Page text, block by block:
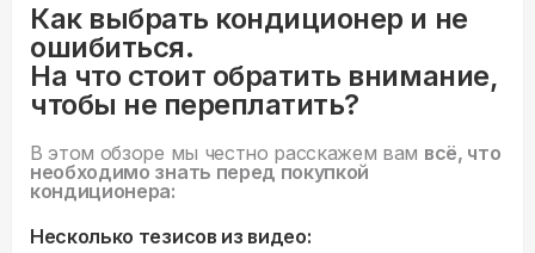
Как выбрать кондиционер и не
ошибиться.
На что стоит обратить внимание,
чтобы не переплатить?
В этом обзоре мы честно расскажем вам всё, что
необходимо знать перед покупкой
кондиционера:
Несколько тезисов из видео: